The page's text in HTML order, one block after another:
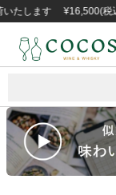
す ¥16,500(税込)以